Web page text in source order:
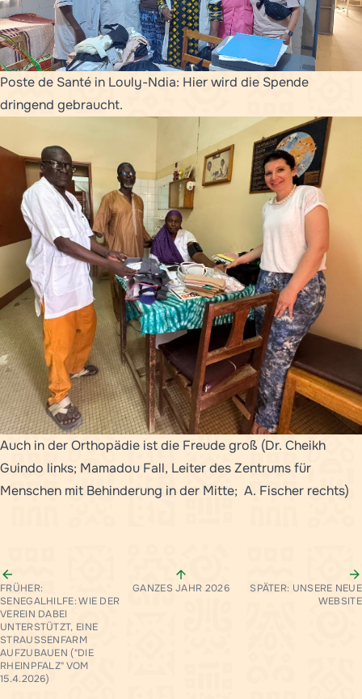
Poste de Santé in Louly-Ndia: Hier wird die Spende
dringend gebraucht.
Auch in der Orthopädie ist die Freude groß (Dr. Cheikh
Guindo links; Mamadou Fall, Leiter des Zentrums für
Menschen mit Behinderung in der Mitte; A. Fischer rechts)
FRÜHER:
SENEGALHILFE: WIE DER
VEREIN DABEI
UNTERSTÜTZT, EINE
STRAUSSENFARM A
UFZUBAUEN ("DIE R
HEINPFALZ" VOM 1
5.4.2026)
GANZES JAHR 2026
SPÄTER: UNSERE NEUE
WEBSITE